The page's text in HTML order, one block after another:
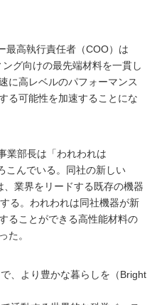
最高執行責任者（COO）は
グ向けの最先端材料を一貫し
に高レベルのパフォーマンス
る可能性を加速することにな
業部長は「われわれは
こんでいる。同社の新しい
業界をリードする既存の機器
る。われわれは同社機器が新
ることができる高性能材料の
た。
、より豊かな暮らしを（Bright